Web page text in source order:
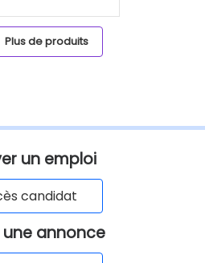
Plus de produits
un emploi
candidat
une annonce